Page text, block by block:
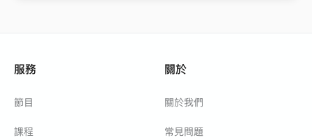
屆全球華文永續報導獎專業組音頻類首獎
導獎專業組音頻類優等獎
〈繁殖路迢迢，高美溼地陸蟹危機如何解？〉專題獲
服務
節目
課程
關於
關於我們
常見問題